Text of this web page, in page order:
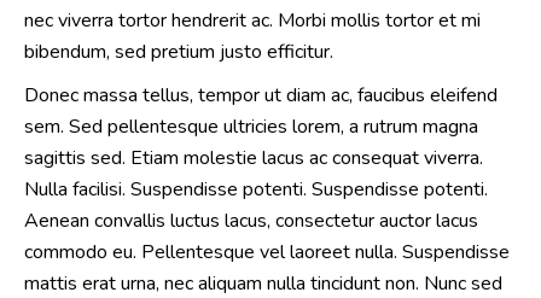
nec viverra tortor hendrerit ac. Morbi mollis tortor et mi
bibendum, sed pretium justo efficitur.
Donec massa tellus, tempor ut diam ac, faucibus eleifend
sem. Sed pellentesque ultricies lorem, a rutrum magna
sagittis sed. Etiam molestie lacus ac consequat viverra.
Nulla facilisi. Suspendisse potenti. Suspendisse potenti.
Aenean convallis luctus lacus, consectetur auctor lacus
commodo eu. Pellentesque vel laoreet nulla. Suspendisse
mattis erat urna, nec aliquam nulla tincidunt non. Nunc sed